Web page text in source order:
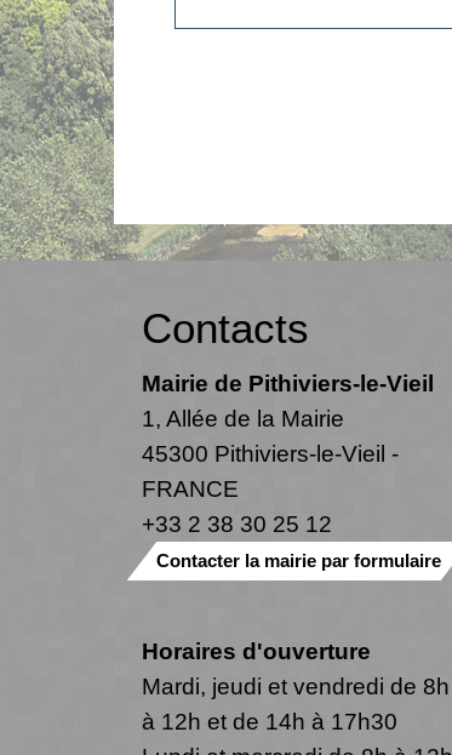
Contacts
Mairie de Pithiviers-le-Vieil
1, Allée de la Mairie
45300 Pithiviers-le-Vieil -
FRANCE
+33 2 38 30 25 12
Contacter la mairie par formulaire
Horaires d'ouverture
Mardi, jeudi et vendredi de 8h
à 12h et de 14h à 17h30